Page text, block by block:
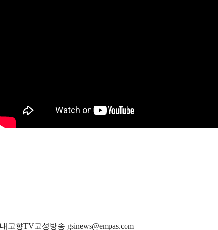
내고향TV고성방송 gsinews@empas.com